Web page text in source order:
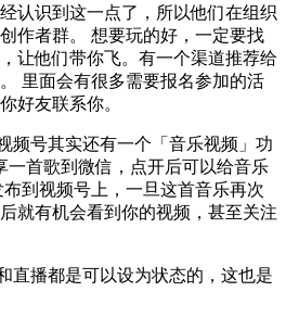
认识到这一点了，所以他们在组织
作者群。 想要玩的好，一定要找
让他们带你飞。有一个渠道推荐给
里面会有很多需要报名参加的活
好友联系你。
频号其实还有一个「音乐视频」功
一首歌到微信，点开后可以给音乐
到视频号上，一旦这首音乐再次
就有机会看到你的视频，甚至关注
直播都是可以设为状态的，这也是